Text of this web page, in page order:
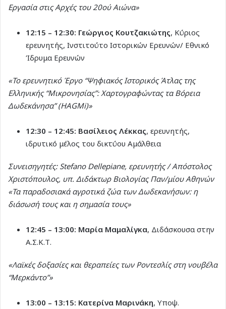
Εργασία στις Αρχές του 20ού Αιώνα»
12:15 – 12:30: Γεώργιος Κουτζακιώτης, Κύριος
ερευνητής, Ινστιτούτο Ιστορικών Ερευνών/ Εθνικό
Ίδρυμα Ερευνών
«Το ερευνητικό Έργο “Ψηφιακός Ιστορικός Άτλας της
Ελληνικής “Μικρονησίας”: Χαρτογραφώντας τα Βόρεια
Δωδεκάνησα” (HAGMi)»
12:30 – 12:45: Βασίλειος Λέκκας, ερευνητής,
ιδρυτικό μέλος του δικτύου Αμάλθεια
Συνεισηγητές: Stefano Dellepiane, ερευνητής / Απόστολος
Χριστόπουλος, υπ. Διδάκτωρ Βιολογίας Παν/μίου Αθηνών
«Τα παραδοσιακά αγροτικά ζώα των Δωδεκανήσων: η
διάσωσή τους και η σημασία τους»
12:45 – 13:00: Μαρία Μαμαλίγκα, Διδάσκουσα στην
Α.Σ.Κ.Τ.
«Λαϊκές δοξασίες και θεραπείες των Ροντεσλίς στη νουβέλα
“Μερκάντο”»
13:00 – 13:15: Κατερίνα Μαρινάκη, Υποψ.